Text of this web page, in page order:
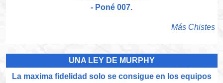
- Poné 007.
Más Chistes
UNA LEY DE MURPHY
La maxima fidelidad solo se consigue en los equipos